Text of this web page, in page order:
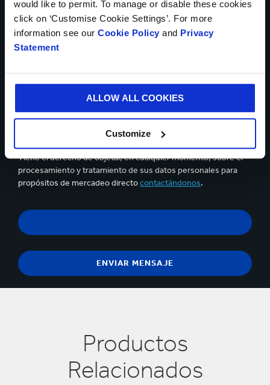
would like to permit. To manage or disable these cookies
click on ‘Customise Cookie Settings’. For more
information see our Cookie Policy and Privacy
Statement
ALLOW ALL COOKIES
Customize
Se pueden cargar hasta 5 de archivos. Máximo (5Mb) por
Kappa y acepto el contenido de ladeclaración de privacidad.
Puedes darte de baja en cualquier momento utilizando el
vínculo que aparece en los correos electrónicos que recibas.
Tiene el derecho de objetar, en cualquier momento, sobre el
procesamiento y tratamiento de sus datos personales para
propósitos de mercadeo directocontactándonos.
Productos
Relacionados